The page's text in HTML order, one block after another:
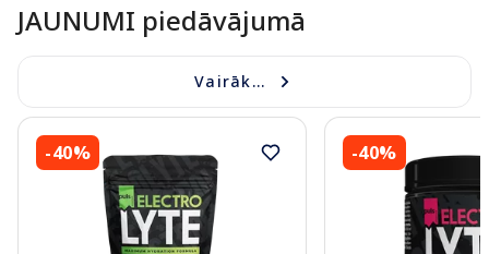
JAUNUMI piedāvājumā
Vairāk...
-40% -40%